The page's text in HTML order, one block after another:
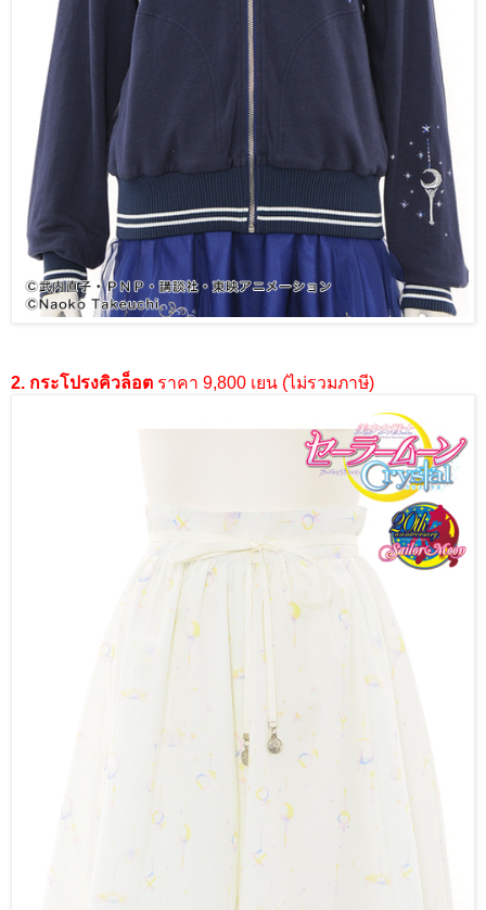
2. กระโปรงคิวล็อต ราคา 9,800 เยน (ไม่รวมภาษี)